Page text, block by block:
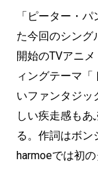
「ピーター・
た今回のシング
開始のTVアニ
ィングテーマ「
いファンタジッ
しい疾走感も
る。作詞はボン
harmoeでは初の